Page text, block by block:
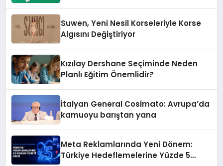
Suwen, Yeni Nesil Korseleriyle Korse
Algısını Değiştiriyor
Kızılay Dershane Seçiminde Neden
Planlı Eğitim Önemlidir?
İtalyan General Cosimato: Avrupa’da
kamuoyu barıştan yana
Meta Reklamlarında Yeni Dönem:
Türkiye Hedeflemelerine Yüzde 5